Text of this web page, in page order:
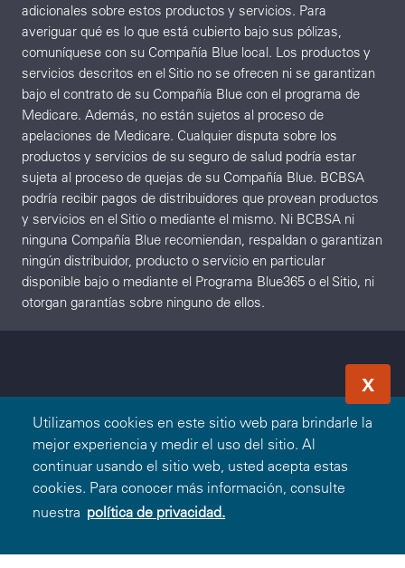
Utilizamos cookies en este sitio web para brindarle la
mejor experiencia y medir el uso del sitio. Al
continuar usando el sitio web, usted acepta estas
cookies. Para conocer más información, consulte
nuestra política de privacidad.
X
Canjear Oferta
Ingresar O
adicionales sobre estos productos y servicios. Para
averiguar qué es lo que está cubierto bajo sus pólizas,
comuníquese con su Compañía Blue local. Los productos y
servicios descritos en el Sitio no se ofrecen ni se garantizan
bajo el contrato de su Compañía Blue con el programa de
Medicare. Además, no están sujetos al proceso de
apelaciones de Medicare. Cualquier disputa sobre los
productos y servicios de su seguro de salud podría estar
sujeta al proceso de quejas de su Compañía Blue. BCBSA
podría recibir pagos de distribuidores que provean productos
y servicios en el Sitio o mediante el mismo. Ni BCBSA ni
ninguna Compañía Blue recomiendan, respaldan o garantizan
ningún distribuidor, producto o servicio en particular
disponible bajo o mediante el Programa Blue365 o el Sitio, ni
otorgan garantías sobre ninguno de ellos.